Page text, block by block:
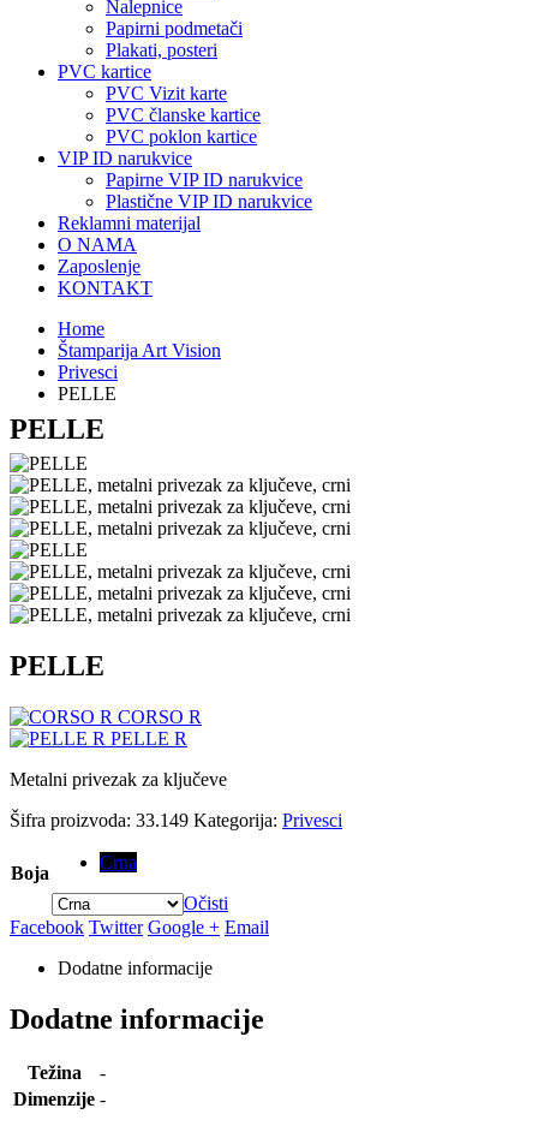
Nalepnice
Papirni podmetači
Plakati, posteri
PVC kartice
PVC Vizit karte
PVC članske kartice
PVC poklon kartice
VIP ID narukvice
Papirne VIP ID narukvice
Plastične VIP ID narukvice
Reklamni materijal
O NAMA
Zaposlenje
KONTAKT
Home
Štamparija Art Vision
Privesci
PELLE
PELLE
PELLE
CORSO R
PELLE R
Metalni privezak za ključeve
Šifra proizvoda: 33.149 Kategorija: Privesci
Boja
Crna
Očisti
Facebook Twitter Google + Email
Dodatne informacije
Dodatne informacije
Težina
-
Dimenzije -